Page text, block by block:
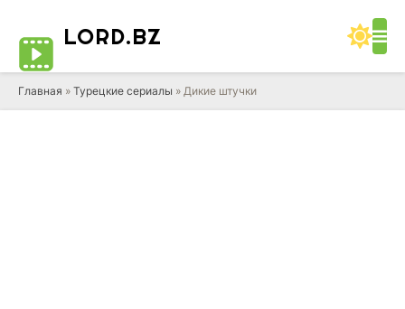
LORD.BZ
Главная » Турецкие сериалы » Дикие штучки